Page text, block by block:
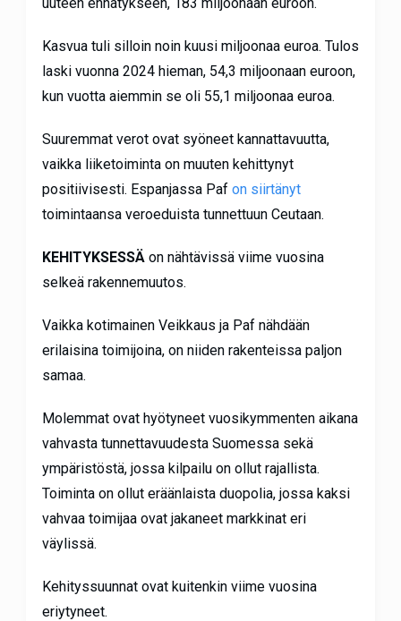
Kasvua tuli silloin noin kuusi miljoonaa euroa. Tulos
laski vuonna 2024 hieman, 54,3 miljoonaan euroon,
kun vuotta aiemmin se oli 55,1 miljoonaa euroa.
Suuremmat verot ovat syöneet kannattavuutta,
vaikka liiketoiminta on muuten kehittynyt
positiivisesti. Espanjassa Paf on siirtänyt
toimintaansa veroeduista tunnettuun Ceutaan.
KEHITYKSESSÄon nähtävissä viime vuosina
selkeä rakennemuutos.
Vaikka kotimainen Veikkaus ja Paf nähdään
erilaisina toimijoina, on niiden rakenteissa paljon
samaa.
Molemmat ovat hyötyneet vuosikymmenten aikana
vahvasta tunnettavuudesta Suomessa sekä
ympäristöstä, jossa kilpailu on ollut rajallista.
Toiminta on ollut eräänlaista duopolia, jossa kaksi
vahvaa toimijaa ovat jakaneet markkinat eri
väylissä.
Kehityssuunnat ovat kuitenkin viime vuosina
eriytyneet.